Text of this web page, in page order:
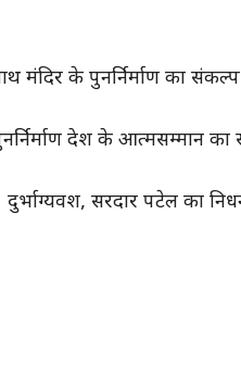
के पुनर्निर्माण का संकल्प
देश के आत्मसम्मान का
सरदार पटेल का